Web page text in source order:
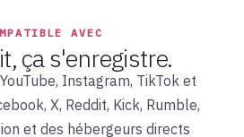
AVEC
ça s'enregistre.
Instagram, TikTok et
X, Reddit, Kick, Rumble,
et des hébergeurs directs